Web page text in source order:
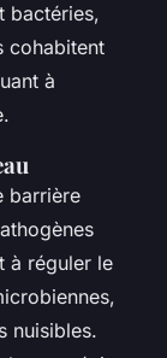
bactéries,
cohabitent
à
barrière
à réguler le
nuisibles.